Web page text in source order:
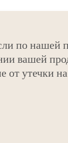
по
вашей
от утечки